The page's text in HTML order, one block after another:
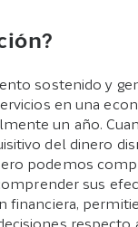
sostenido y
en una
un año.
del dinero
podemos
sus
financiera,